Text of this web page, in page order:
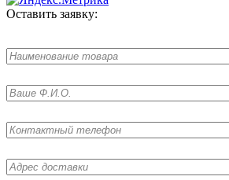
Оставить заявку: